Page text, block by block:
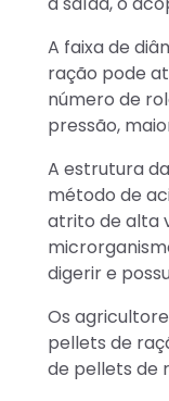
A faixa de
ração pode
número de
pressão,
A estrutura
método de
atrito de alta
digerir e
Os
pellets de
de pellets de